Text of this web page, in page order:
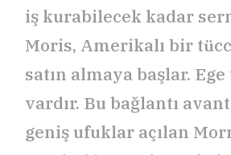
iş kurabilecek kadar
Moris, Amerikalı bir
satın almaya başlar.
vardır. Bu bağlantı
geniş ufuklar açılan